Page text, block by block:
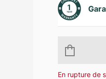
En rupture de